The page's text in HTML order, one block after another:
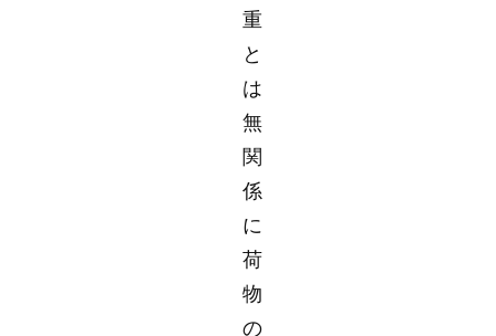
重
と
は
無
関
係
に
荷
物
の